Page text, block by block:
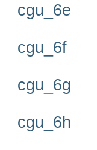
cgu_6e
cgu_6f
cgu_6g
cgu_6h